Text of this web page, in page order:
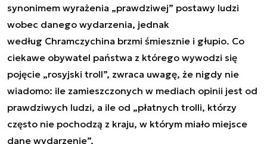
synonimem wyrażenia „prawdziwej” postawy ludzi
wobec danego wydarzenia, jednak
według Chramczychina brzmi śmiesznie i głupio. Co
ciekawe obywatel państwa z którego wywodzi się
pojęcie „rosyjski troll”, zwraca uwagę, że nigdy nie
wiadomo: ile zamieszczonych w mediach opinii jest od
prawdziwych ludzi, a ile od „płatnych trolli, którzy
często nie pochodzą z kraju, w którym miało miejsce
dane wydarzenie”.